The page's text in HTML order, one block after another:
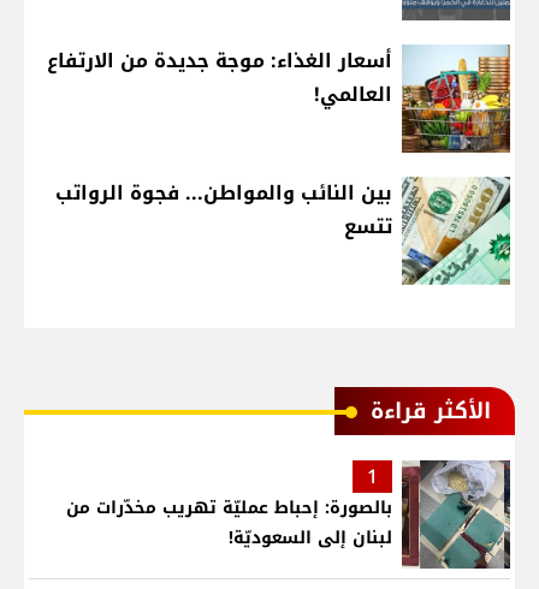
أسعار الغذاء: موجة جديدة من الارتفاع
العالمي!
بين النائب والمواطن... فجوة الرواتب
تتسع
الأكثر قراءة
1
بالصورة: إحباط عمليّة تهريب مخدّرات من
لبنان إلى السعوديّة!